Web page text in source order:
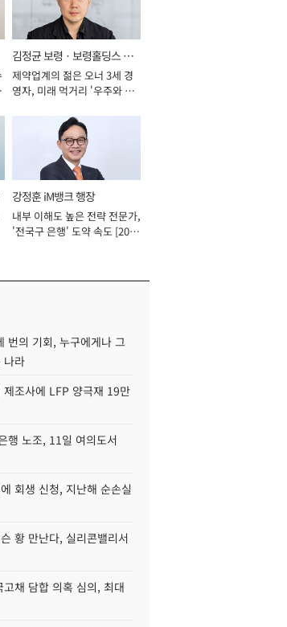
김정균 보령ㆍ보령홀딩스 대
표이사 사장
제약업계의 젊은 오너 3세 경
영자, 미래 먹거리 '우주와 헬
강정훈 iM뱅크 행장
내부 이해도 높은 전략 전문가,
'전국구 은행' 도약 속도 [2026
번의 기회, 누구에게나 그
나라
조사에 LFP 양극재 19만
행 노조, 11일 여의도서
회생 신청, 지난해 순손실
황 만난다, 실리콘밸리서
채 담합 의혹 심의, 최대